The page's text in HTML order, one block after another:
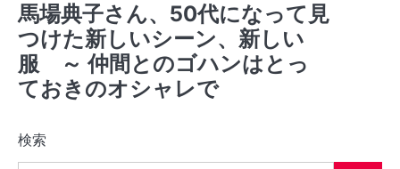
馬場典子さん、50代になって見
つけた新しいシーン、新しい
服 ～ 仲間とのゴハンはとっ
ておきのオシャレで
検索